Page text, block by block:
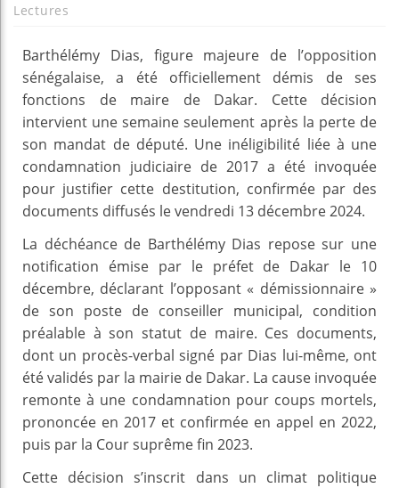
Lectures
Barthélémy Dias, figure majeure de l’opposition
sénégalaise, a été officiellement démis de ses
fonctions de maire de Dakar. Cette décision
intervient une semaine seulement après la perte de
son mandat de député. Une inéligibilité liée à une
condamnation judiciaire de 2017 a été invoquée
pour justifier cette destitution, confirmée par des
documents diffusés le vendredi 13 décembre 2024.
La déchéance de Barthélémy Dias repose sur une
notification émise par le préfet de Dakar le 10
décembre, déclarant l’opposant « démissionnaire »
de son poste de conseiller municipal, condition
préalable à son statut de maire. Ces documents,
dont un procès-verbal signé par Dias lui-même, ont
été validés par la mairie de Dakar. La cause invoquée
remonte à une condamnation pour coups mortels,
prononcée en 2017 et confirmée en appel en 2022,
puis par la Cour suprême fin 2023.
Cette décision s’inscrit dans un climat politique